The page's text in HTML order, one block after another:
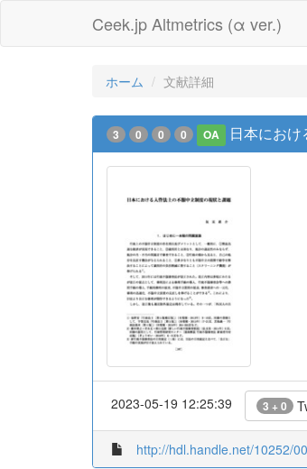
Ceek.jp Altmetrics (α ver.)
ホーム 文献詳細
3 0 0 0 OA 日本にお
2023-05-19 12:25:39 3 + 0
http://hdl.handle.net/10252/